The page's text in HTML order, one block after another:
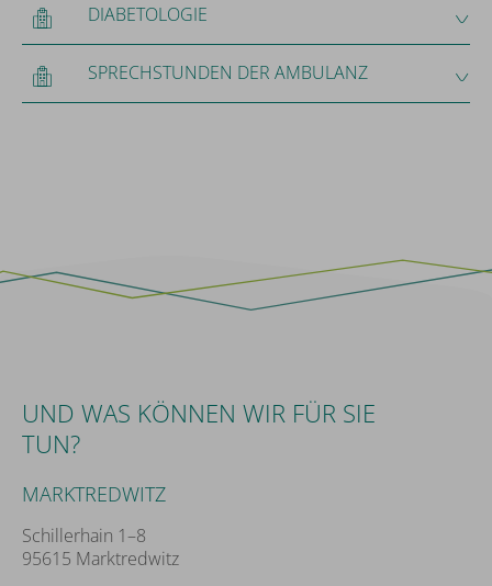
DIABETOLOGIE
SPRECHSTUNDEN DER AMBULANZ
UND WAS KÖNNEN WIR FÜR SIE
TUN?
MARKTREDWITZ
Schillerhain 1–8
95615 Marktredwitz